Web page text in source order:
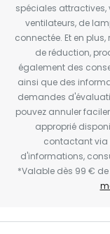
spéciales
ventilateurs, de
connectée. Et en
de réduction,
également des
ainsi que des
demandes
pouvez annuler
approprié
contactant via
d'informations,
*Valable dès 99 €